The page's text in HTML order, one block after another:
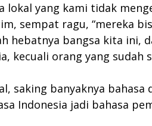
lokal yang kami tidak
sempat ragu, “mereka
hebatnya bangsa kita
kecuali orang yang sudah
saking banyaknya
Indonesia jadi bahasa